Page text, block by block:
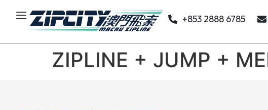
+853 2888 6785
ZIPLINE + JUMP +